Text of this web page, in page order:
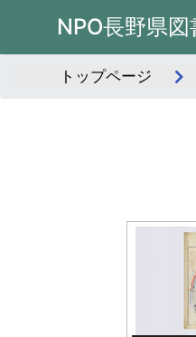
NPO長野県
トップページ